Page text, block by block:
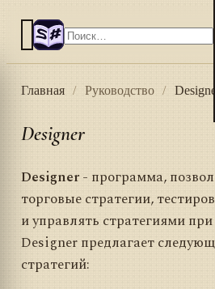
Главная / Руководство / Designer
Designer
Designer- программа,
торговые стратегии,
и управлять стратегиями
Designer предлагает
стратегий: